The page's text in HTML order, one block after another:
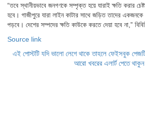
“তবে স্থানীয়ভাবে জনগণকে সম্পৃক্ত হয়ে যারাই ক্ষতি করার
হবে। গাজীপুরে যারা লাইন কাটার সাথে জড়িত তাদের একজনকে
পড়বে। দেশের সম্পদের ক্ষতি কাউকে করতে দেয়া হবে না,”
Source link
এই পোস্টটি যদি ভালো লেগে থাকে তাহলে ফেইসবুক
আরো খবরের এলার্ট পেতে থাকুন